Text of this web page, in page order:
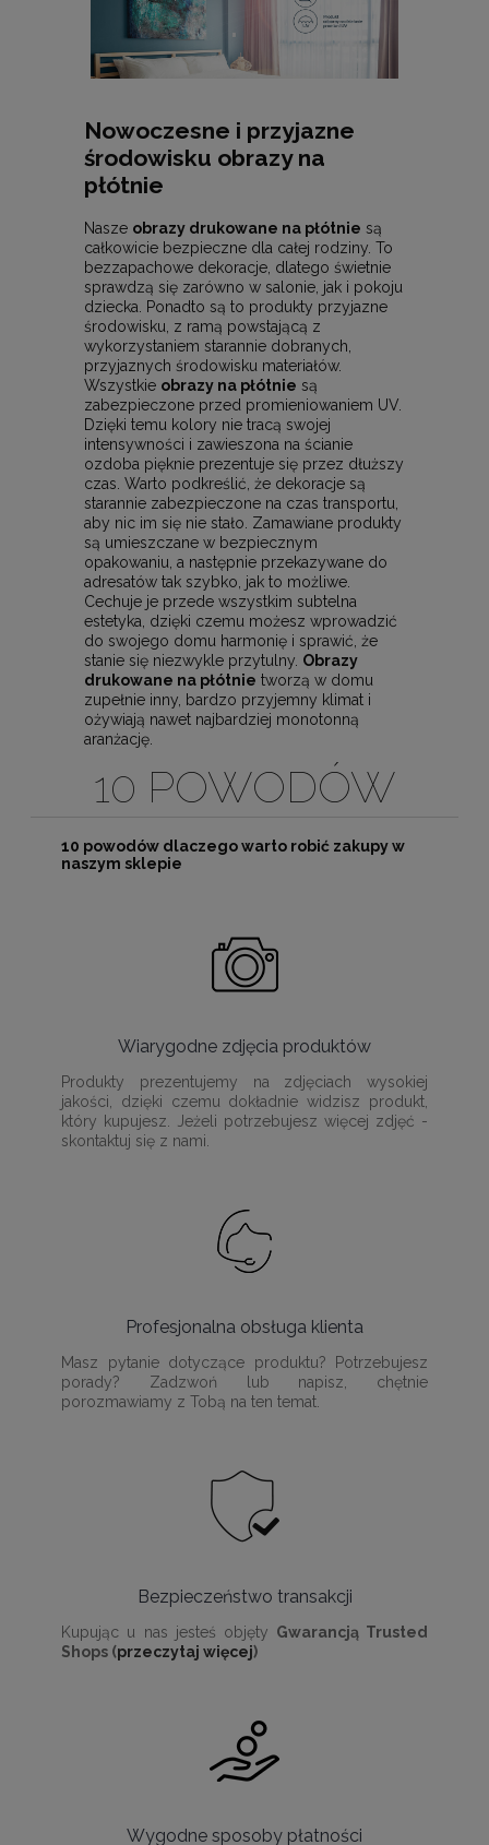
Nowoczesne i przyjazne
środowisku obrazy na
płótnie
Nasze obrazy drukowane na płótnie są
całkowicie bezpieczne dla całej rodziny. To
bezzapachowe dekoracje, dlatego świetnie
sprawdzą się zarówno w salonie, jak i pokoju
dziecka. Ponadto są to produkty przyjazne
środowisku, z ramą powstającą z
wykorzystaniem starannie dobranych,
przyjaznych środowisku materiałów.
Wszystkie obrazy na płótnie są
zabezpieczone przed promieniowaniem UV.
Dzięki temu kolory nie tracą swojej
intensywności i zawieszona na ścianie
ozdoba pięknie prezentuje się przez dłuższy
czas. Warto podkreślić, że dekoracje są
starannie zabezpieczone na czas transportu,
aby nic im się nie stało. Zamawiane produkty
są umieszczane w bezpiecznym
opakowaniu, a następnie przekazywane do
adresatów tak szybko, jak to możliwe.
Cechuje je przede wszystkim subtelna
estetyka, dzięki czemu możesz wprowadzić
do swojego domu harmonię i sprawić, że
stanie się niezwykle przytulny. Obrazy
drukowane na płótnie tworzą w domu
zupełnie inny, bardzo przyjemny klimat i
ożywiają nawet najbardziej monotonną
aranżację.
10 POWODÓW
10 powodów dlaczego warto robić zakupy w
naszym sklepie
Wiarygodne zdjęcia produktów
Produkty prezentujemy na zdjęciach wysokiej
jakości, dzięki czemu dokładnie widzisz produkt,
który kupujesz. Jeżeli potrzebujesz więcej zdjęć -
skontaktuj się z nami.
Profesjonalna obsługa klienta
Masz pytanie dotyczące produktu? Potrzebujesz
porady? Zadzwoń lub napisz, chętnie
porozmawiamy z Tobą na ten temat.
Bezpieczeństwo transakcji
Kupując u nas jesteś objęty Gwarancją Trusted
Shops (przeczytaj więcej)
Wygodne sposoby płatności